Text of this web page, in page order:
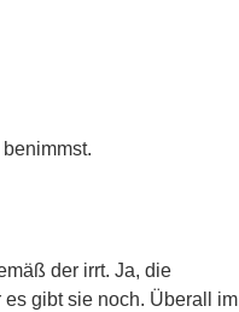
der irrt. Ja, die
gibt sie noch. Überall im